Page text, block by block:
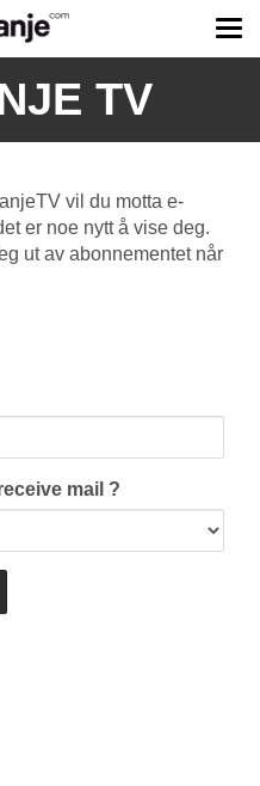
TV
vil du motta e-
er noe nytt å vise deg.
ut av abonnementet når
mail ?